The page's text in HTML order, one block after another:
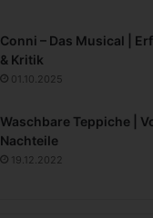
Conni – Das Musical |
& Kritik
01.10.2025
Waschbare Teppiche |
Nachteile
19.12.2022